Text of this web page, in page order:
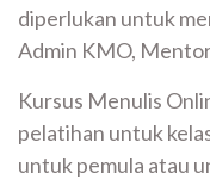
diperlukan untuk
Admin KMO,
Kursus Menulis
pelatihan untuk
untuk pemula atau